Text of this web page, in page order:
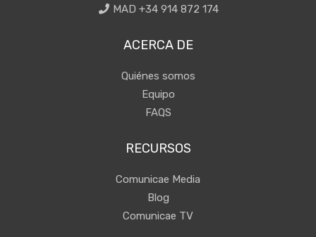
MAD +34 914 872 174
ACERCA DE
Quiénes somos
Equipo
FAQS
RECURSOS
Comunicae Media
Blog
Comunicae TV